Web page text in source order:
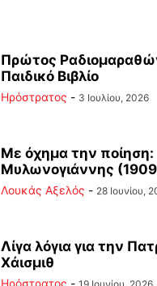
Πρώτος
Παιδικό Βιβλίο
Ηρόστρατος - 3 Ιουλίου, 2026
Με όχημα την
Μυλωνογιάννης
Λουκάς Αξελός - 28 Ιουνίου,
Λίγα λόγια για την
Χάισμιθ
Ηρόστρατος -